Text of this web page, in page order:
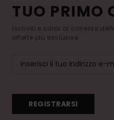
TUO PRIMO
Iscriviti e sarai al corrente
offerte più esclusive.
REGISTRARSI